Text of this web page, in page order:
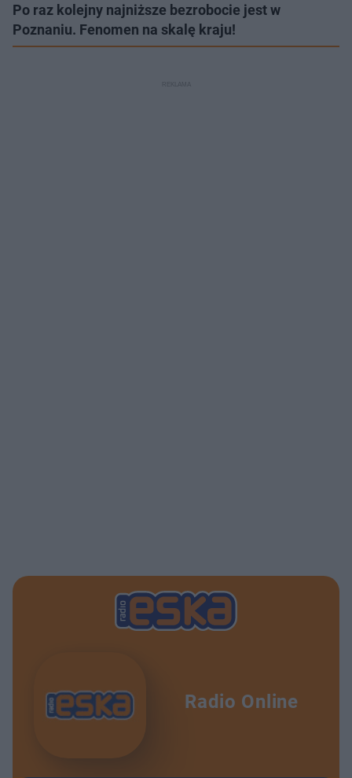
Po raz kolejny najniższe bezrobocie jest w
Poznaniu. Fenomen na skalę kraju!
Radio Online